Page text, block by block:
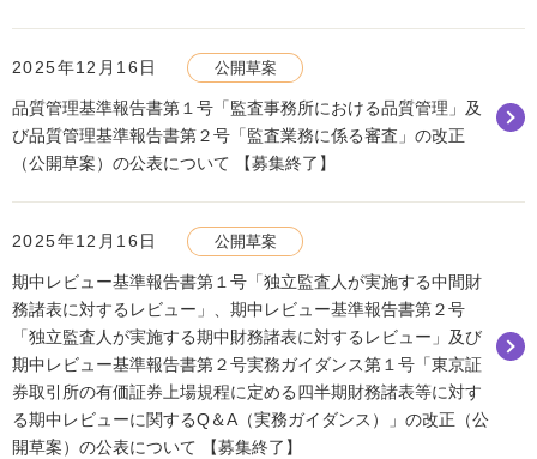
2025年12月16日 公開草案
品質管理基準報告書第１号「監査事務所における品質管理」及
び品質管理基準報告書第２号「監査業務に係る審査」の改正
（公開草案）の公表について 【募集終了】
2025年12月16日 公開草案
期中レビュー基準報告書第１号「独立監査人が実施する中間財
務諸表に対するレビュー」、期中レビュー基準報告書第２号
「独立監査人が実施する期中財務諸表に対するレビュー」及び
期中レビュー基準報告書第２号実務ガイダンス第１号「東京証
券取引所の有価証券上場規程に定める四半期財務諸表等に対す
る期中レビューに関するQ＆A（実務ガイダンス）」の改正（公
開草案）の公表について 【募集終了】